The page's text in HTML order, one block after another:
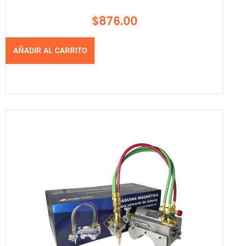
$876.00
AÑADIR AL CARRITO